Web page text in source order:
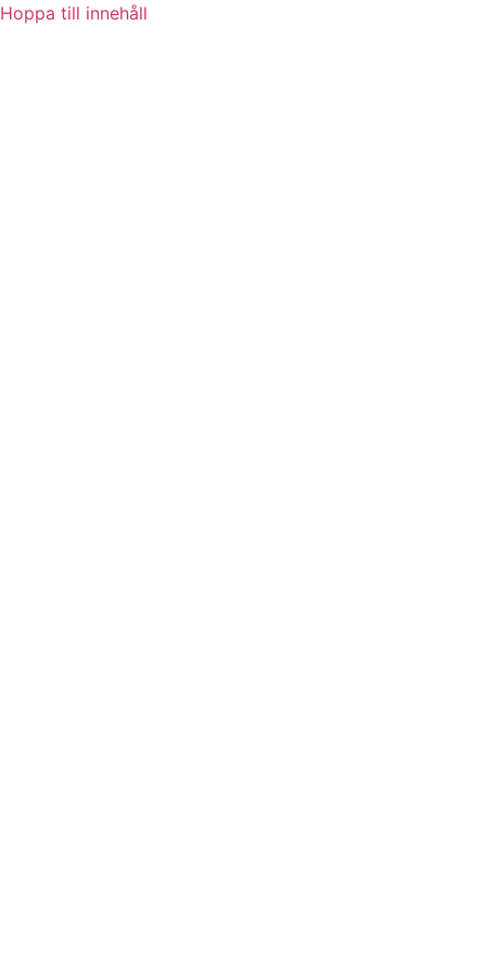
Hoppa till innehåll